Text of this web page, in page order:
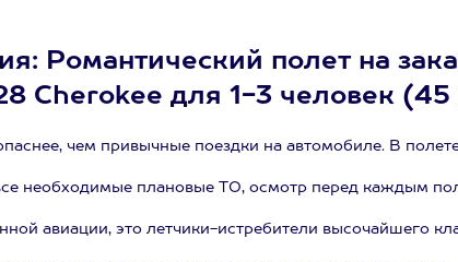
Романтический полет на
Cherokee для 1-3 человек (45
чем привычные поездки на автомобиле. В
необходимые плановые ТО, осмотр перед каждым
авиации, это летчики-истребители высочайшего